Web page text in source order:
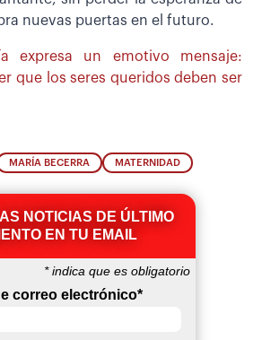
nuevas puertas en el futuro.
expresa un emotivo mensaje:
que los seres queridos deben ser
MARÍA BECERRA MATERNIDAD
NOTICIAS DE ÚLTIMO
EN TU EMAIL
*indica que es obligatorio
correo electrónico*